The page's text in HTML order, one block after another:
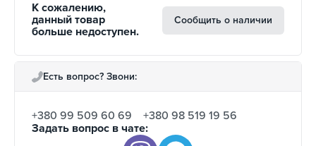
К сожалению,
данный товар
больше недоступен.
Сообщить о наличии
Есть вопрос? Звони:
+380 99 509 60 69
+380 98 519 19 56
Задать вопрос в чате: